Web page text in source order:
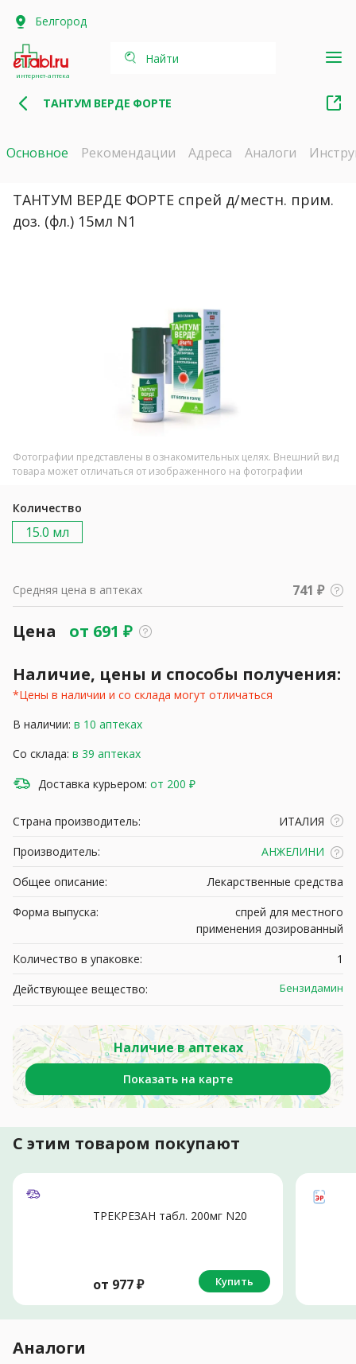
Белгород
интернет-аптека
Найти
ТАНТУМ ВЕРДЕ ФОРТЕ
Основное Рекомендации Адреса Аналоги
ТАНТУМ ВЕРДЕ ФОРТЕ спрей д/местн. прим.
доз. (фл.) 15мл N1
Фотографии представлены в ознакомительных целях. Внешний вид
товара может отличаться от изображенного на фотографии
Количество
15.0 мл
Средняя цена в аптеках 741 ₽
Цена от 691 ₽
Наличие, цены и способы получения:
*Цены в наличии и со склада могут отличаться
В наличии: в 10 аптеках
Со склада: в 39 аптеках
Доставка курьером: от 200 ₽
Страна производитель:
ИТАЛИЯ
Производитель:
АНЖЕЛИНИ
Общее описание:
Лекарственные средства
Форма выпуска:
спрей для местного
применения дозированный
Количество в упаковке:
1
Действующее вещество:
Бензидамин
Наличие в аптеках
Показать на карте
С этим товаром покупают
ТРЕКРЕЗАН табл. 200мг N20
от 977₽ Купить
Аналоги